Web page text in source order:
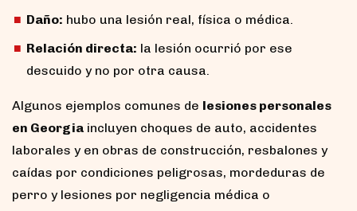
Daño: hubo una lesión real, física o médica.
Relación directa: la lesión ocurrió por ese
descuido y no por otra causa.
Algunos ejemplos comunes de lesiones personales
en Georgia incluyen choques de auto, accidentes
laborales y en obras de construcción, resbalones y
caídas por condiciones peligrosas, mordeduras de
perro y lesiones por negligencia médica o